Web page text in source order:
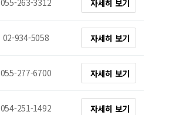
055-263-3312 자세히 보기
02-934-5058 자세히 보기
055-277-6700 자세히 보기
054-251-1492 자세히 보기